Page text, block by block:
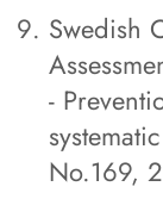
Swedish
-
No.169,